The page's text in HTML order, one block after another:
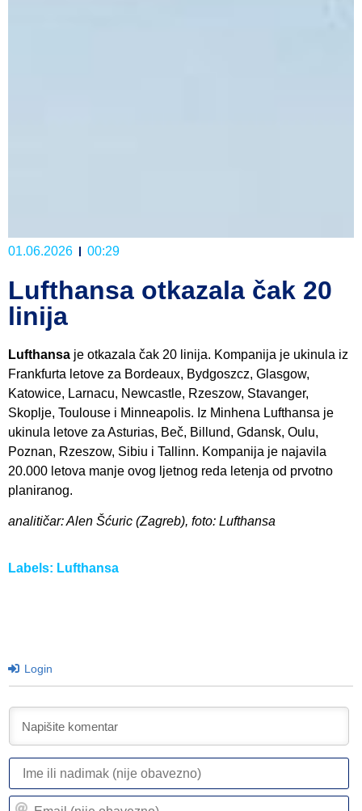
01.06.2026 00:29
Lufthansa otkazala čak 20
linija
Lufthansa je otkazala čak 20 linija. Kompanija je ukinula iz
Frankfurta letove za Bordeaux, Bydgoszcz, Glasgow,
Katowice, Larnacu, Newcastle, Rzeszow, Stavanger,
Skoplje, Toulouse i Minneapolis. Iz Minhena Lufthansa je
ukinula letove za Asturias, Beč, Billund, Gdansk, Oulu,
Poznan, Rzeszow, Sibiu i Tallinn. Kompanija je najavila
20.000 letova manje ovog ljetnog reda letenja od prvotno
planiranog.
analitičar: Alen Šćuric (Zagreb), foto: Lufthansa
Labels: Lufthansa
Login